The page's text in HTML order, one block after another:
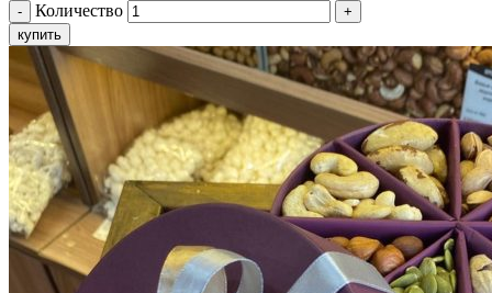
Количество
купить